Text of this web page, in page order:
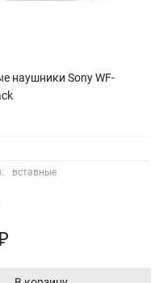
наушники Sony WF-
вставные